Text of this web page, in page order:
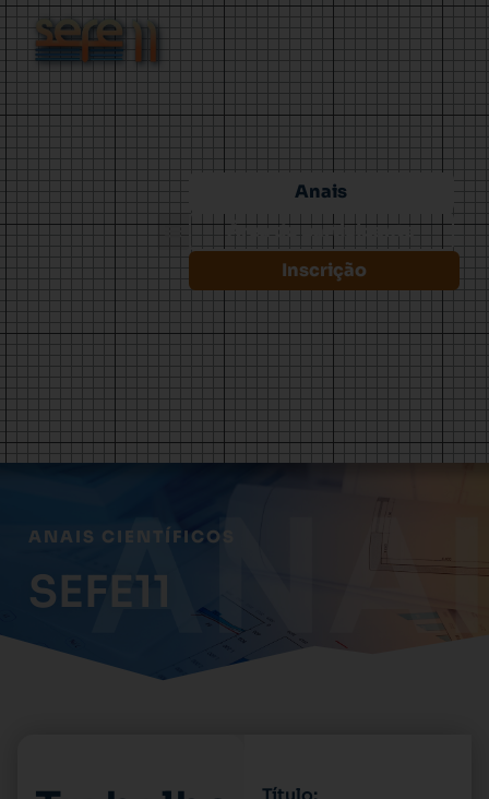
Anais
Área do participante
Inscrição
ANAIS CIENTÍFICOS
SEFE11